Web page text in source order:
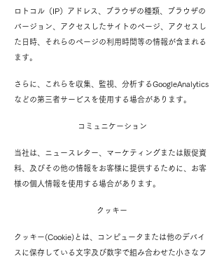
ロトコル（IP）アドレス、ブラウザの種類、ブラウザの
バージョン、アクセスしたサイトのページ、アクセスし
た日時、それらのページの利用時間等の情報が含まれる
ます。
さらに、これらを収集、監視、分析するGoogleAnalytics
などの第三者サービスを使用する場合があります。
コミュニケーション
当社は、ニュースレター、マーケティングまたは販促資
料、及びその他の情報をお客様に提供するために、お客
様の個人情報を使用する場合があります。
クッキー
クッキー(Cookie)とは、コンピュータまたは他のデバイ
スに保存している文字及び数字で組み合わせた小さなフ